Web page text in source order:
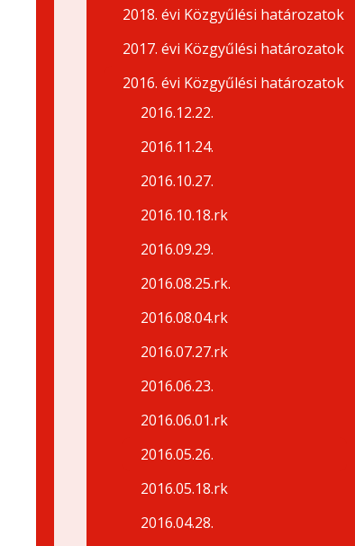
2018. évi Közgyűlési határozatok
2017. évi Közgyűlési határozatok
2016. évi Közgyűlési határozatok
2016.12.22.
2016.11.24.
2016.10.27.
2016.10.18.rk
2016.09.29.
2016.08.25.rk.
2016.08.04.rk
2016.07.27.rk
2016.06.23.
2016.06.01.rk
2016.05.26.
2016.05.18.rk
2016.04.28.